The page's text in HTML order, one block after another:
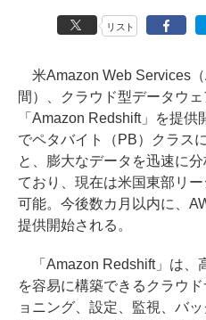
リスト
米Amazon Web Services
間）、クラウド型データウ
「Amazon Redshift」を提
でペタバイト（PB）クラス
と、膨大なデータを迅速に
ており、現在は米国東部リ
可能。今後数カ月以内に、
提供開始される。
「Amazon Redshift」は、
を容易に構築できるクラウ
ョニング、設定、監視、バ